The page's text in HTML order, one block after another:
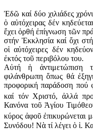
Ἐδῶ καί δύο χιλιάδες
ὁ αὐτόχειρας δέν
ἔχει ὀρθή ἐπίγνωση τῶν
στήν Ἐκκλησία καί ὄχι
οἱ αὐτόχειρες δέν
ἐκτός τοῦ περιβόλου του.
Αὐτή ἡ ἀντιμετώπιση
φιλάνθρωπη ὅπως θά
προφορική παράδοση πού
καί τόν Χριστό, ἀλλά
Κανόνα τοῦ Ἁγίου
κύρος ἀφοῦ ἐπικυρώνεται
Συνόδου! Νὰ τί λέγει ὁ ἱ.